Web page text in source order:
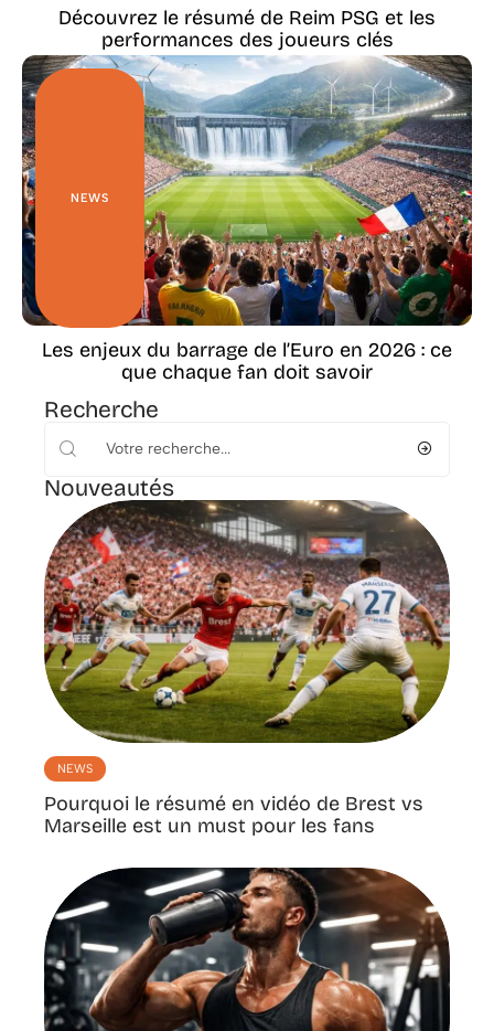
Découvrez le résumé de Reim PSG et les
performances des joueurs clés
NEWS
Les enjeux du barrage de l’Euro en 2026 : ce
que chaque fan doit savoir
Recherche
Nouveautés
NEWS
Pourquoi le résumé en vidéo de Brest vs
Marseille est un must pour les fans